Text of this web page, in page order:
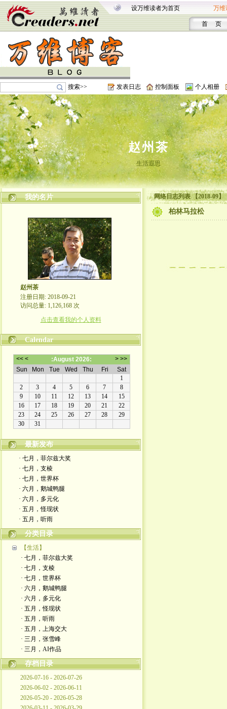
设万维读者为首页 万维
首 页
搜索>> 发表日志 控制面板 个人相册
赵州茶
生活遐思
我的名片
赵州茶
注册日期: 2018-09-21
访问总量: 1,126,168 次
点击查看我的个人资料
Calendar
最新发布
· 七月，菲尔兹大奖
· 七月，支棱
· 七月，世界杯
· 六月，鹅城鸭腿
· 六月，多元化
· 五月，怪现状
· 五月，听雨
分类目录
【生活】
· 七月，菲尔兹大奖
· 七月，支棱
· 七月，世界杯
· 六月，鹅城鸭腿
· 六月，多元化
· 五月，怪现状
· 五月，听雨
· 五月，上海交大
· 三月，张雪峰
· 三月，AI作品
存档目录
2026-07-16 - 2026-07-26
2026-06-02 - 2026-06-11
2026-05-20 - 2026-05-28
网络日志列表 【2018-09】
柏林马拉松